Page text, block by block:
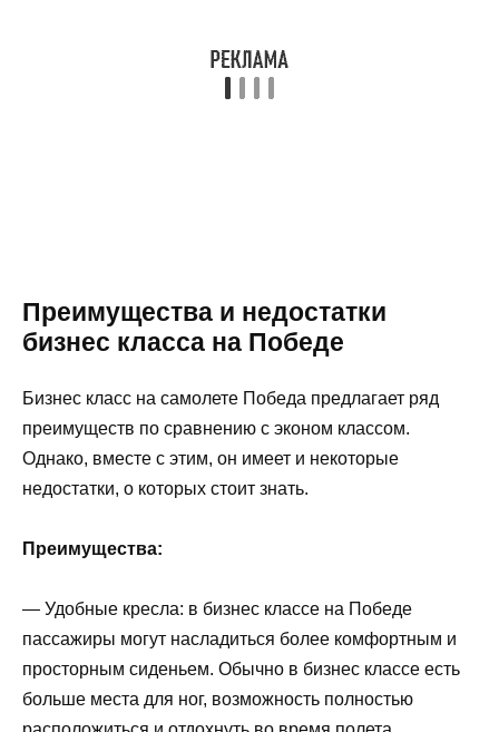
Преимущества и недостатки
бизнес класса на Победе
Бизнес класс на самолете Победа предлагает ряд
преимуществ по сравнению с эконом классом.
Однако, вместе с этим, он имеет и некоторые
недостатки, о которых стоит знать.
Преимущества:
— Удобные кресла: в бизнес классе на Победе
пассажиры могут насладиться более комфортным и
просторным сиденьем. Обычно в бизнес классе есть
больше места для ног, возможность полностью